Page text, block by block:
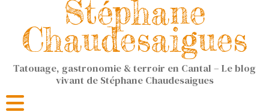
Stéphane
Chaudesaigues
Tatouage, gastronomie & terroir en Cantal – Le blog
vivant de Stéphane Chaudesaigues